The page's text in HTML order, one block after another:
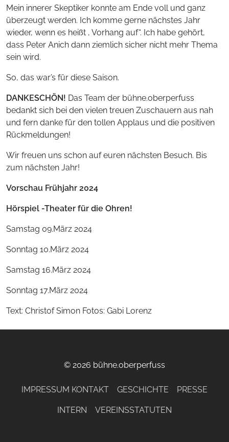
Mein innerer Skeptiker konnte am Ende voll und ganz
überzeugt werden. Ich komme gerne nächstes Jahr
wieder, wenn es heißt , Vorhang auf“. Ich habe gehört,
dass Peter Anich dann ziemlich sicher nicht mehr Thema
sein wird.
So, das war’s für diese Saison.
DANKESCHÖN! Das Team der bühne.oberperfuss
bedankt sich bei den vielen treuen Zuschauern aus nah
und fern danke für den tollen Applaus und die positiven
Rückmeldungen!
Wir freuen uns schon auf euren nächsten Besuch. Bis
zum nächsten Jahr!
Vorschau Frühjahr 2024
Hörspiel -Theater für die Ohren!
Samstag 09.März 2024
Sonntag 10.März 2024
Samstag 16.März 2024
Sonntag 17.März 2024
Text: Christof Simon Fotos: Gabi Lorenz
© 2026 bühne.oberperfuss
IMPRESSUM KONTAKT GESCHICHTE PRESSE
INTERN VEREINSSTATUTEN